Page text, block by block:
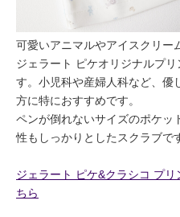
可愛いアニマルやアイスクリー
ジェラート ピケオリジナルプ
す。小児科や産婦人科など、優
方に特におすすめです。
ペンが倒れないサイズのポケッ
性もしっかりとしたスクラブで
ジェラート ピケ&クラシコ プ
ちら